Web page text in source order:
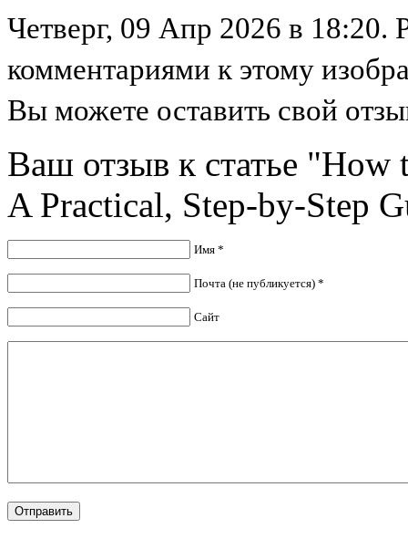
Четверг, 09 Апр 2026 в 18:20.
комментариями к этому
Вы можете оставить свой
Ваш отзыв к статье
A Practical, Step-by-Step
Имя *
Почта (не публикуется) *
Сайт